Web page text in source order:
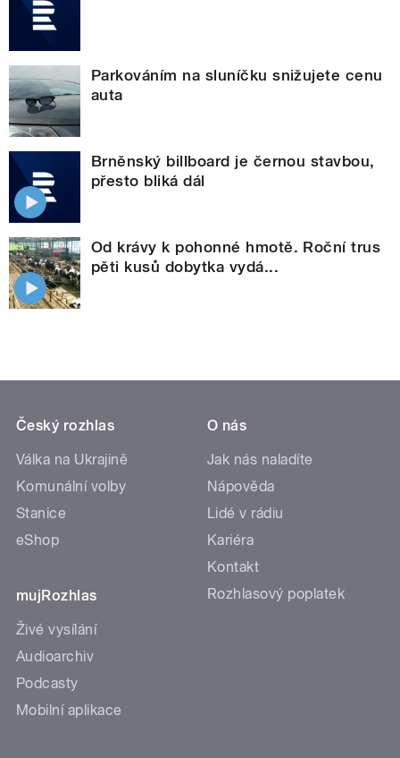
Parkováním na sluníčku snižujete cenu
auta
Brněnský billboard je černou stavbou,
přesto bliká dál
Od krávy k pohonné hmotě. Roční trus
pěti kusů dobytka vydá...
Český rozhlas
Válka na Ukrajině
Komunální volby
Stanice
eShop
mujRozhlas
Živé vysílání
Audioarchiv
Podcasty
Mobilní aplikace
O nás
Jak nás naladíte
Nápověda
Lidé v rádiu
Kariéra
Kontakt
Rozhlasový poplatek